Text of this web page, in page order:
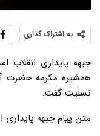
به اشتراک گذاری
جبهه پایداری
همشیره مکرمه حضرت
تسلیت گفت.
متن پیام جبهه